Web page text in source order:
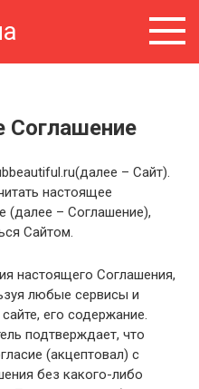
Соглашение
– Сайт).
настоящее
(далее – Соглашение),
Сайтом.
настоящего Соглашения,
любые сервисы и
его содержание.
подтверждает, что
(акцептовал) с
без какого-либо